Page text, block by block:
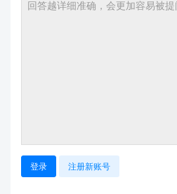
Monitor）观察输出：
凌”），模块应通过串
入命令词识别状态。
若能正确响应“打开”“
登录 注册新账号